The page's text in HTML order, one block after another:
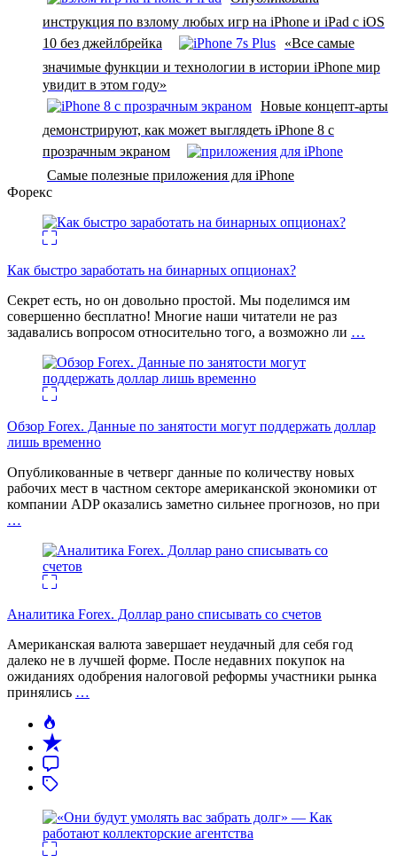
инструкция по взлому любых игр на iPhone и iPad с iOS
10 без джейлбрейка
«Все самые
значимые функции и технологии в истории iPhone мир
увидит в этом году»
Новые концепт-арты
демонстрируют, как может выглядеть iPhone 8 с
прозрачным экраном
Самые полезные приложения для iPhone
Форекс
Как быстро заработать на бинарных опционах?
Секрет есть, но он довольно простой. Мы поделимся им
совершенно бесплатно! Многие наши читатели не раз
задавались вопросом относительно того, а возможно ли …
Обзор Forex. Данные по занятости могут поддержать доллар
лишь временно
Опубликованные в четверг данные по количеству новых
рабочих мест в частном секторе американской экономики от
компании ADP оказались заметно сильнее прогнозов, но при
…
Аналитика Forex. Доллар рано списывать со счетов
Американская валюта завершает неудачный для себя год
далеко не в лучшей форме. После недавних покупок на
ожиданиях одобрения налоговой реформы участники рынка
принялись …